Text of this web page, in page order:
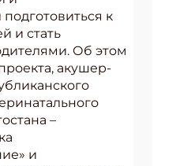
к
и стать
Об этом
акушер-
–
и